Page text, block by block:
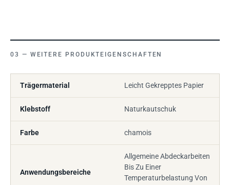
WEITERE PRODUKTEIGENSCHAFTEN
Trägermaterial Leicht Gekrepptes Papier
Klebstoff Naturkautschuk
Farbe chamois
Anwendungsbereiche
Allgemeine Abdeckarbeiten
Bis Zu Einer
Temperaturbelastung Von